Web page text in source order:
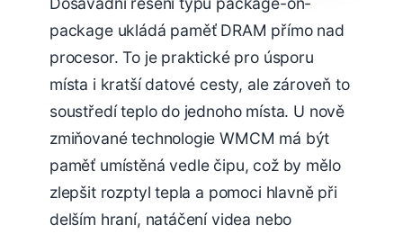
package ukládá paměť DRAM přímo nad
procesor. To je praktické pro úsporu
místa i kratší datové cesty, ale zároveň to
soustředí teplo do jednoho místa. U nově
zmiňované technologie WMCM má být
paměť umístěná vedle čipu, což by mělo
zlepšit rozptyl tepla a pomoci hlavně při
delším hraní, natáčení videa nebo